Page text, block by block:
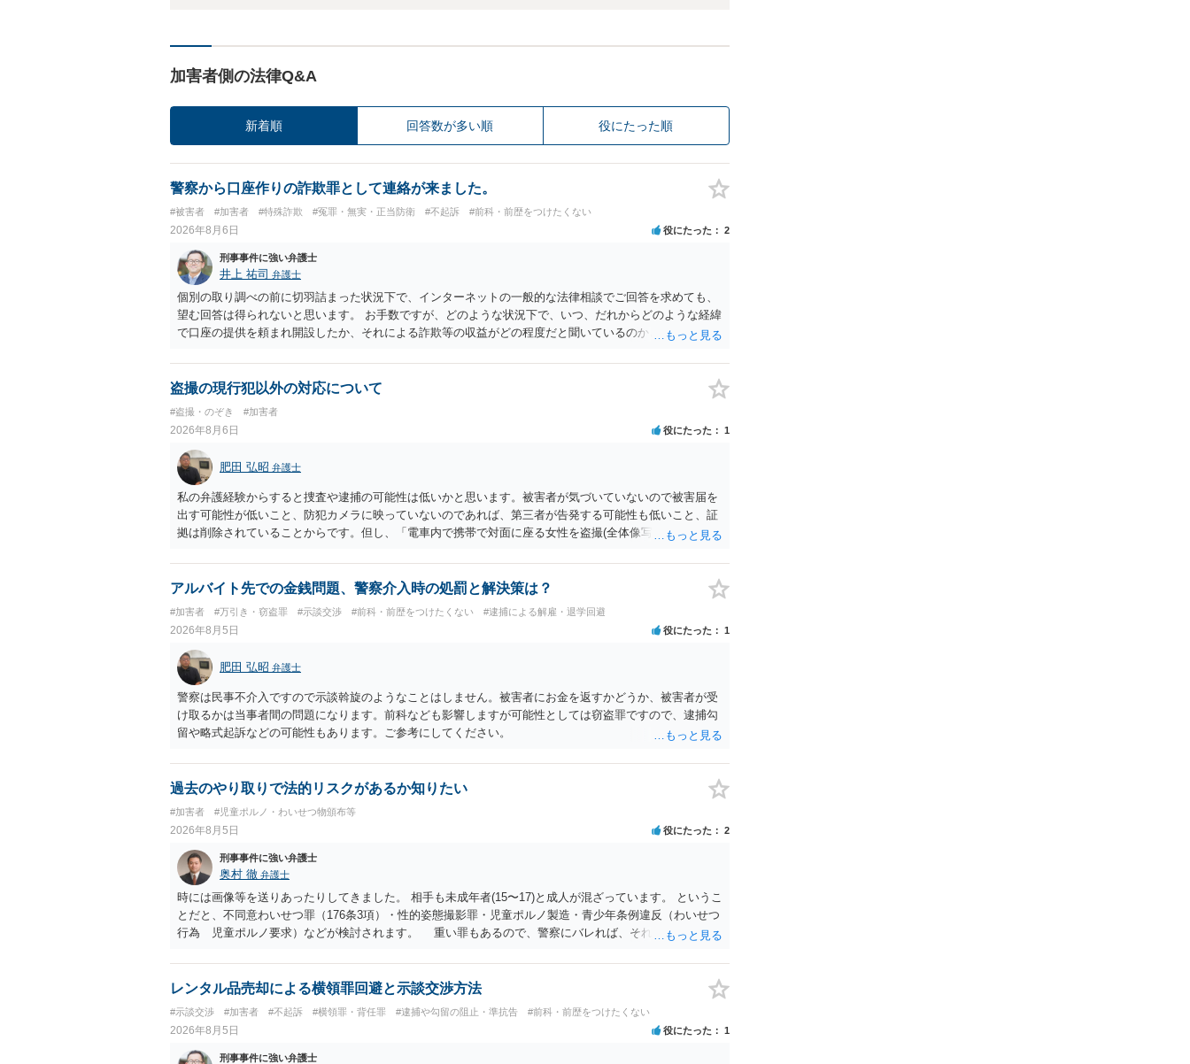
加害者側の法律Q&A
新着順 回答数が多い順 役にたった順
警察から口座作りの詐欺罪として連絡が来ました。
#被害者 #加害者 #特殊詐欺 #冤罪・無実・正当防衛 #不起訴 #前科・前歴をつけたくない
2026年8月6日 役にたった 2
刑事事件に強い弁護士
井上 祐司 弁護士
個別の取り調べの前に切羽詰まった状況下で、インターネットの一般的な法律相談でご回答を求めても、
望む回答は得られないと思います。 お手数ですが、どのような状況下で、いつ、だれからどのような経緯
で口座の提供を頼まれ開設したか、それによる詐欺等の収益がどの程度だと聞いているのかということに
でいえば、任意取り調べの場合、ＩＣレコーダーを持参して取り調べ内容を録音することは必須だと考え
ます。
盗撮の現行犯以外の対応について
#盗撮・のぞき #加害者
2026年8月6日 役にたった 1
肥田 弘昭 弁護士
私の弁護経験からすると捜査や逮捕の可能性は低いかと思います。被害者が気づいていないので被害届を
出す可能性が低いこと、防犯カメラに映っていないのであれば、第三者が告発する可能性も低いこと、証
拠は削除されていることからです。但し、「電車内で携帯で対面に座る女性を盗撮(全体像写真1枚と5秒程
査段階では性的姿態等撮影罪の被疑事実で逮捕勾留されるケースが私の弁護経験では多くなった印象です
（最終的には不起訴ないし各都道府県の迷惑防止条例違反になることもあります）。2度としないことを
アルバイト先での金銭問題、警察介入時の処罰と解決策は？
#加害者 #万引き・窃盗罪 #示談交渉 #前科・前歴をつけたくない #逮捕による解雇・退学回避
2026年8月5日 役にたった 1
肥田 弘昭 弁護士
警察は民事不介入ですので示談斡旋のようなことはしません。被害者にお金を返すかどうか、被害者が受
け取るかは当事者間の問題になります。前科なども影響しますが可能性としては窃盗罪ですので、逮捕勾
留や略式起訴などの可能性もあります。ご参考にしてください。
過去のやり取りで法的リスクがあるか知りたい
#加害者 #児童ポルノ・わいせつ物頒布等
2026年8月5日 役にたった 2
刑事事件に強い弁護士
奥村 徹 弁護士
時には画像等を送りあったりしてきました。 相手も未成年者(15〜17)と成人が混ざっています。 というこ
とだと、不同意わいせつ罪（176条3項）・性的姿態撮影罪・児童ポルノ製造・青少年条例違反（わいせつ
行為 児童ポルノ要求）などが検討されます。 重い罪もあるので、警察にバレれば、それなりの捜査を
レンタル品売却による横領罪回避と示談交渉方法
#示談交渉 #加害者 #不起訴 #横領罪・背任罪 #逮捕や勾留の阻止・準抗告 #前科・前歴をつけたくない
2026年8月5日 役にたった 1
刑事事件に強い弁護士